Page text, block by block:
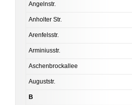
Angelnstr.
Anholter Str.
Arenfelsstr.
Arminiusstr.
Aschenbrockallee
Auguststr.
B